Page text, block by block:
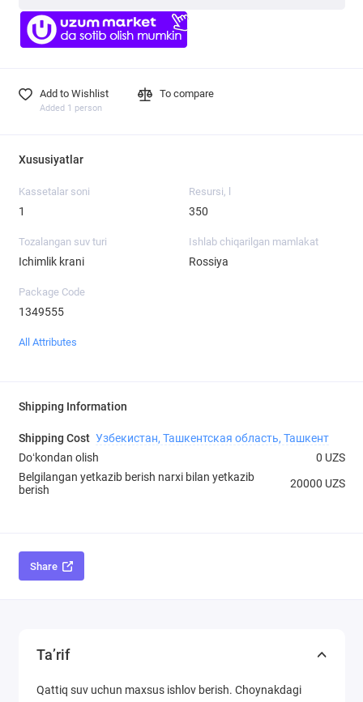
Add to Wishlist
Added 1 person
To compare
Xususiyatlar
Kassetalar soni
1
Resursi, l
350
Tozalangan suv turi
Ichimlik krani
Ishlab chiqarilgan mamlakat
Rossiya
Package Code
1349555
All Attributes
Shipping Information
Shipping Cost Узбекистан, Ташкентская область, Ташкент
Doʻkondan olish
0 UZS
Belgilangan yetkazib berish narxi bilan yetkazib
berish
20000 UZS
Share
Ta’rif
Qattiq suv uchun maxsus ishlov berish. Choynakdagi